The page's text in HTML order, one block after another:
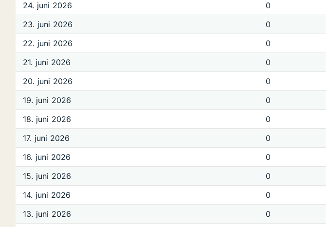
24. juni 2026
0
23. juni 2026
0
22. juni 2026
0
21. juni 2026
0
20. juni 2026
0
19. juni 2026
0
18. juni 2026
0
17. juni 2026
0
16. juni 2026
0
15. juni 2026
0
14. juni 2026
0
13. juni 2026
0